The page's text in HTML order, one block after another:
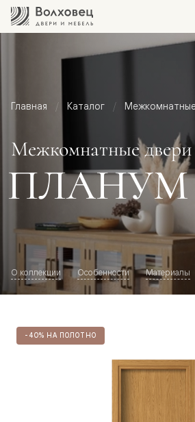
Главная Каталог
Межкомнатные двери
ПЛАНУМ
О коллекции Особенности Материалы
-40% НА ПОЛОТНО